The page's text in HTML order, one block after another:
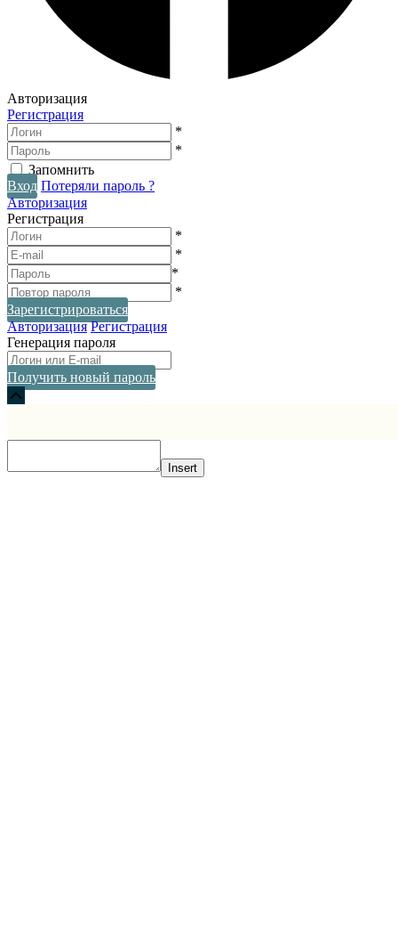
Авторизация
Регистрация
*
*
Запомнить
Вход Потеряли пароль ?
Авторизация
Регистрация
*
*
*
*
Зарегистрироваться
Авторизация Регистрация
Генерация пароля
Получить новый пароль
Прокрутка
Insert